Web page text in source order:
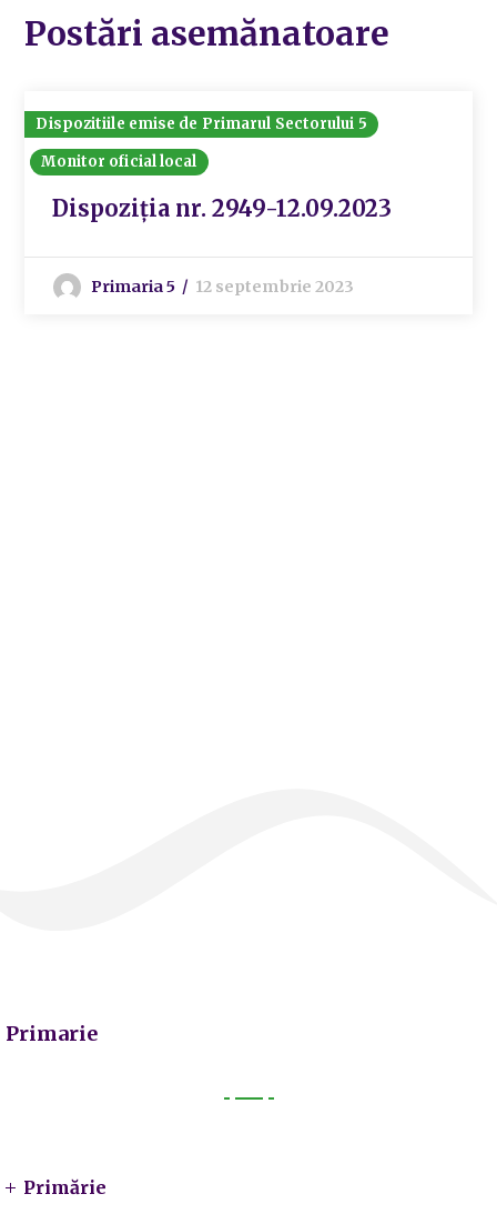
Postări asemănatoare
Dispozitiile emise de Primarul Sectorului 5
Monitor oficial local
Dispoziția nr. 2949-12.09.2023
Primaria 5 12 septembrie 2023
Primarie
Primărie